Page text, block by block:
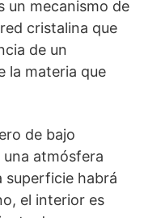
un mecanismo de
cristalina que
de un
la materia que
de bajo
atmósfera
superficie habrá
el interior es